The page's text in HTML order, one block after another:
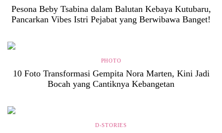
Pesona Beby Tsabina dalam Balutan Kebaya Kutubaru,
Pancarkan Vibes Istri Pejabat yang Berwibawa Banget!
PHOTO
10 Foto Transformasi Gempita Nora Marten, Kini Jadi
Bocah yang Cantiknya Kebangetan
D-STORIES